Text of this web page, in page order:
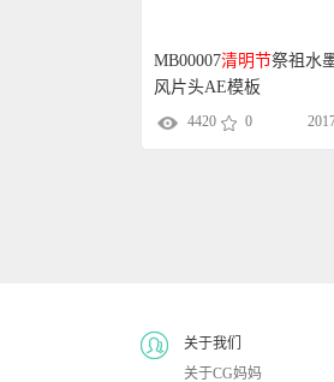
MB00007清明节祭祖水
风片头AE模板
4420 0
关于我们
关于CG妈妈